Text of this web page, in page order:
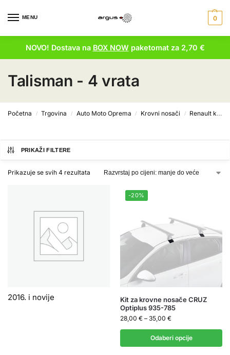
MENU 0
NOVO! Dostava na BOX NOWpaketomat za 2,70 €
Talisman - 4 vrata
Početna / Trgovina / Auto Moto Oprema / Krovni nosači / Renault krovni nosači
PRIKAŽI FILTERE
Prikazuje se svih 4 rezultata
2016. i novije
-20%
Kit za krovne nosače CRUZ
Optiplus 935-785
28,00 € – 35,00 €
Odaberi opcije